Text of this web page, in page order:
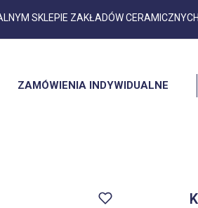
SKLEPIE ZAKŁADÓW
ZAMÓWIENIA INDYWIDUALNE